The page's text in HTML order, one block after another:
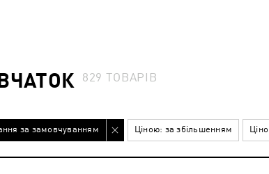
829ТОВАРІВ
за замовчуванням Ціною: за збільшенням